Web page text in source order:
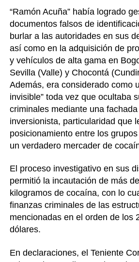
“Ramón Acuña” había logrado
documentos falsos de
burlar a las autoridades en sus
así como en la adquisición de
y vehículos de alta gama en
Sevilla (Valle) y Chocontá
Además, era considerado como
invisible” toda vez que ocultaba
criminales mediante una
inversionista, particularidad que
posicionamiento entre los
un verdadero mercader de
El proceso investigativo en sus
permitió la incautación de más
kilogramos de cocaína, con lo
finanzas criminales de las
mencionadas en el orden de los
dólares.
En declaraciones, el Teniente